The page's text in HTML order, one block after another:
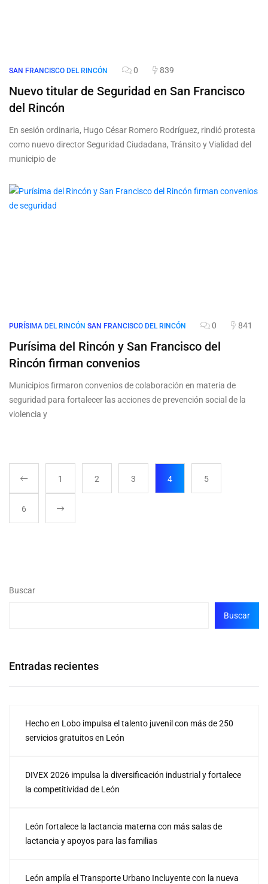
SAN FRANCISCO DEL RINCÓN 0 839
Nuevo titular de Seguridad en San Francisco
del Rincón
En sesión ordinaria, Hugo César Romero Rodríguez, rindió protesta
como nuevo director Seguridad Ciudadana, Tránsito y Vialidad del
municipio de
PURÍSIMA DEL RINCÓN SAN FRANCISCO DEL RINCÓN 0 841
Purísima del Rincón y San Francisco del
Rincón firman convenios
Municipios firmaron convenios de colaboración en materia de
seguridad para fortalecer las acciones de prevención social de la
violencia y
1 2 3 4 5
6
Buscar
Buscar
Entradas recientes
Hecho en Lobo impulsa el talento juvenil con más de 250
servicios gratuitos en León
DIVEX 2026 impulsa la diversificación industrial y fortalece
la competitividad de León
León fortalece la lactancia materna con más salas de
lactancia y apoyos para las familias
León amplía el Transporte Urbano Incluyente con la nueva